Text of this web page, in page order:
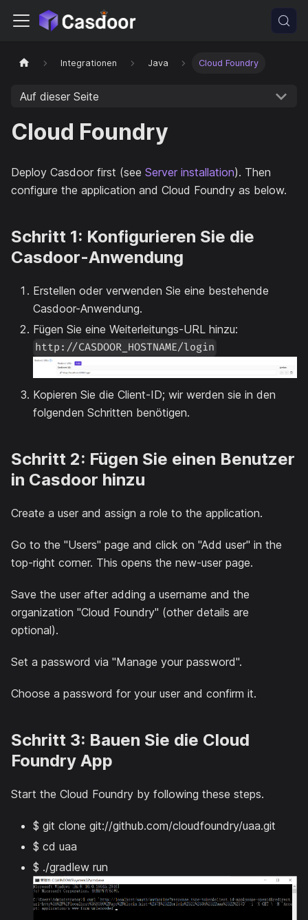
Integrationen Java Cloud Foundry
Auf dieser Seite
Cloud Foundry
Deploy Casdoor first (see Server installation). Then
configure the application and Cloud Foundry as below.
Schritt 1: Konfigurieren Sie die
Casdoor-Anwendung
Erstellen oder verwenden Sie eine bestehende
Casdoor-Anwendung.
Fügen Sie eine Weiterleitungs-URL hinzu:
http://CASDOOR_HOSTNAME/login
Kopieren Sie die Client-ID; wir werden sie in den
folgenden Schritten benötigen.
Schritt 2: Fügen Sie einen Benutzer
in Casdoor hinzu
Create a user and assign a role to the application.
Go to the "Users" page and click on "Add user" in the
top-right corner. This opens the new-user page.
Save the user after adding a username and the
organization "Cloud Foundry" (other details are
optional).
Set a password via "Manage your password".
Choose a password for your user and confirm it.
Schritt 3: Bauen Sie die Cloud
Foundry App
Start the Cloud Foundry by following these steps.
$ git clone git://github.com/cloudfoundry/uaa.git
$ cd uaa
$ ./gradlew run